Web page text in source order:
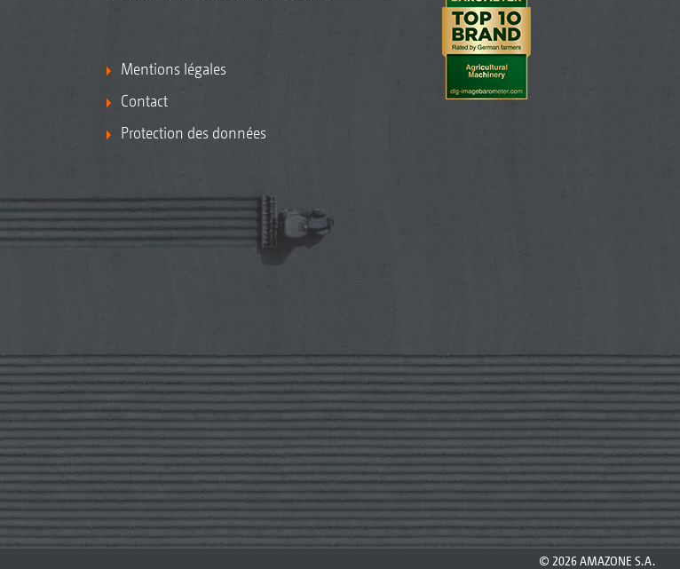
Mentions légales
Contact
Protection des données
© 2026 AMAZONE S.A.